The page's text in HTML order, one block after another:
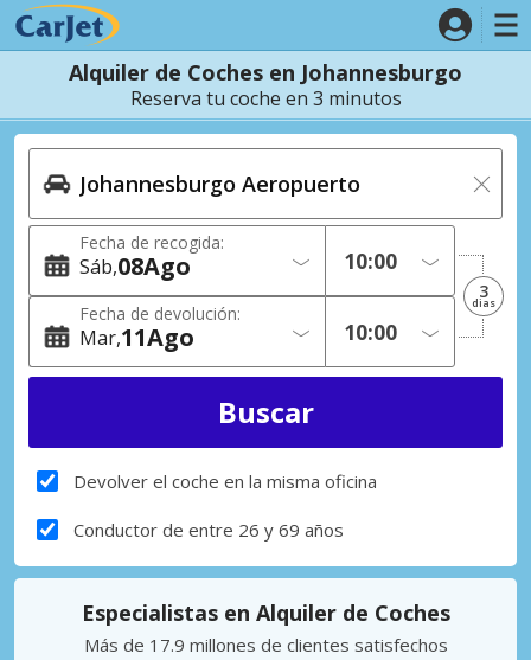
Alquiler de Coches en Johannesburgo
Reserva tu coche en 3 minutos
Fecha de recogida:
Sáb 08Ago
Fecha de devolución:
Mar 11Ago
3
dias
Devolver el coche en la misma oficina
Conductor de entre 26 y 69 años
Especialistas en Alquiler de Coches
Más de 17.9 millones de clientes satisfechos